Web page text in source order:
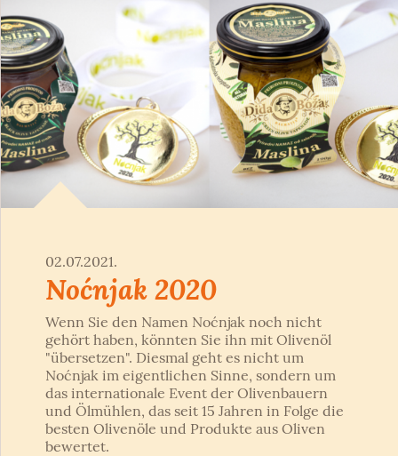
02.07.2021.
Noćnjak 2020
Wenn Sie den Namen Noćnjak noch nicht
gehört haben, könnten Sie ihn mit Olivenöl
"übersetzen". Diesmal geht es nicht um
Noćnjak im eigentlichen Sinne, sondern um
das internationale Event der Olivenbauern
und Ölmühlen, das seit 15 Jahren in Folge die
besten Olivenöle und Produkte aus Oliven
bewertet.